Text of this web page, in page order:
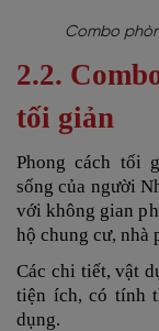
Combo
2.2.
tối giản
Phong cách tối
sống của người
với không gian
hộ chung cư, nhà
Các chi tiết, vật
tiện ích, có tính
dụng.